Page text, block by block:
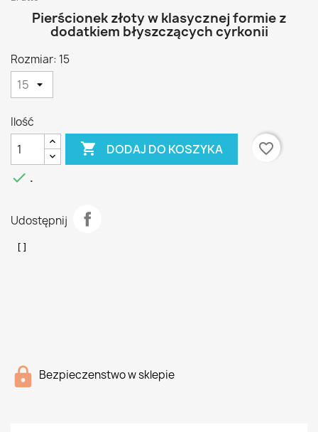
Pierścionek złoty w klasycznej formie z
dodatkiem błyszczących cyrkonii
Rozmiar: 15
Ilość
 DODAJ DO KOSZYKA
favorite_border
 .
Udostępnij
Bezpieczenstwo w sklepie